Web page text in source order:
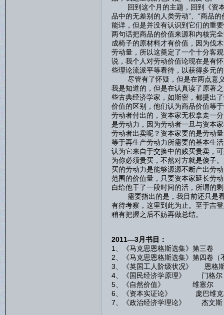
回到这个月的主题，回到《资本
品中的无差别的人类劳动”、“商品
能详，但是并没有认识到它们的重
两句话把商品的价值来源和内核完
成椅子的原材料才有价值，因为伐
劳动量，所以这奠定了一个十分客
说，我个人对劳动价值论现在是有
些理论流派平等看待，以获得多元
尽管有了怀疑，但是在两点意义
我是知道的，但是在认真读了原著
些古典经济学家，如斯密，都提出
价值的区别，他们认为商品价值等
劳动者付出的，资本家无权拿走一
是劳动力，因为劳动者一旦与资本
劳动者出卖呢？资本家要的是劳动
等于再生产劳动力所需要的基本生
认为它来自于交换中的贱买贵卖，
为你必须贵买，不然对方就是傻子
买的劳动力是能够源源不断产出劳
范围的价值量，只要资本家延长劳
白给他干了一段时间的活，所谓的
需要指出的是，我目前还只是看
有待考察，这里到此为止。至于吉
稍有把握之后不妨再做总结。
2011—3月书目：
1、《马克思恩格斯选集》第三卷
2、《马克思恩格斯选集》第四卷（
3、《英国工人阶级状况》 恩格
4、《国民经济学原理》 门格尔
5、《自然价值》 维塞尔
6、《资本实证论》 庞巴维克
7、《政治经济学理论》 杰文斯